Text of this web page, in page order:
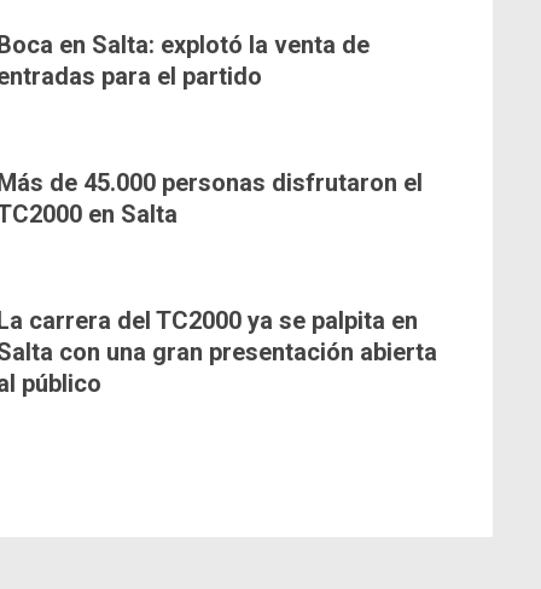
en Salta: explotó la venta de
para el partido
de 45.000 personas disfrutaron el
en Salta
carrera del TC2000 ya se palpita en
con una gran presentación abierta
público